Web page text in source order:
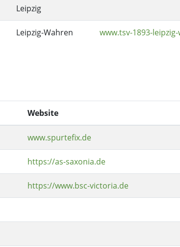
Leipzig
Leipzig-Wahren www.tsv-1893-
Website
www.spurtefix.de
https://as-saxonia.de
https://www.bsc-victoria.de